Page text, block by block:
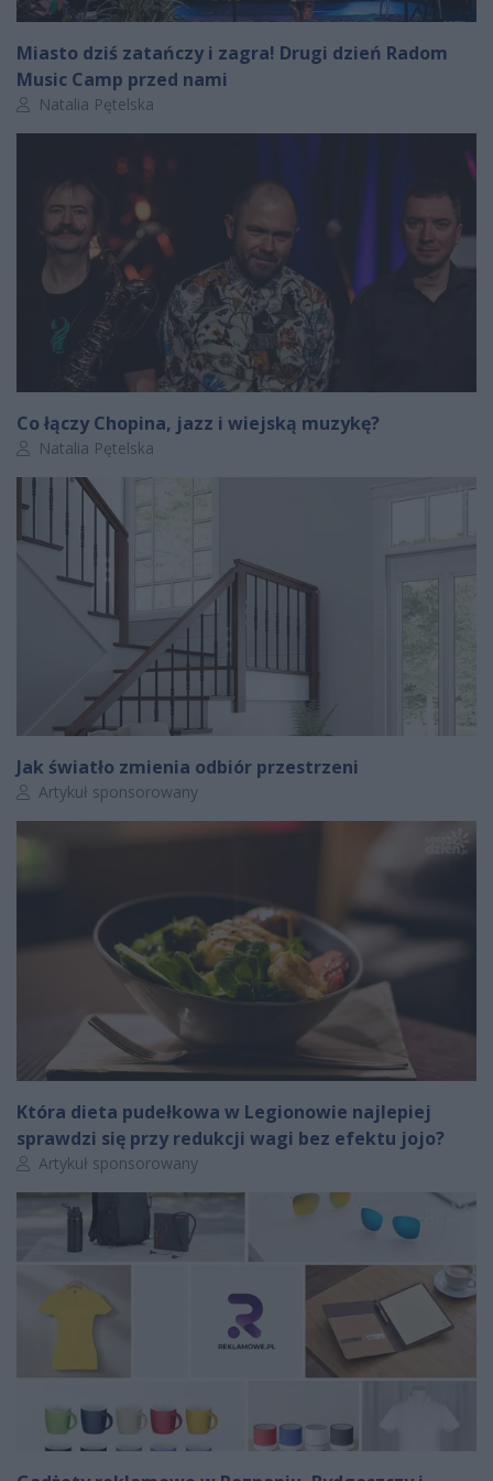
Miasto dziś zatańczy i zagra! Drugi dzień Radom
Music Camp przed nami
Autor artykułu:
Natalia Pętelska
Co łączy Chopina, jazz i wiejską muzykę?
Autor artykułu:
Natalia Pętelska
Jak światło zmienia odbiór przestrzeni
Autor artykułu:
Artykuł sponsorowany
Która dieta pudełkowa w Legionowie najlepiej
sprawdzi się przy redukcji wagi bez efektu jojo?
Autor artykułu:
Artykuł sponsorowany